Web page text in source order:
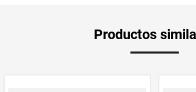
Productos